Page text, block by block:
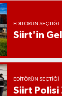
EDITÖRÜN SEÇTIĞI
Siirt'in
EDITÖRÜN SEÇTIĞI
Siirt Polisi